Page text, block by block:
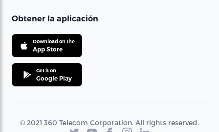
Obtener la aplicación
Download on the
App Store
Get it on
Google Play
© 2021 360 Telecom Corporation. All rights reserved.